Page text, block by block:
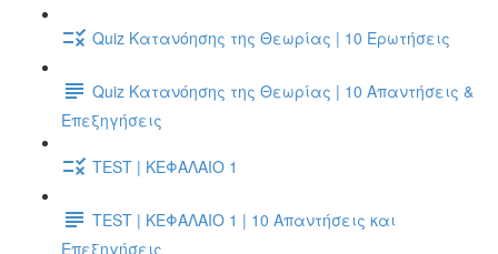
Quiz Κατανόησης της Θεωρίας | 10 Ερωτήσεις
Quiz Κατανόησης της Θεωρίας | 10 Απαντήσεις &
Επεξηγήσεις
TEST | ΚΕΦΑΛΑΙΟ 1
TEST | ΚΕΦΑΛΑΙΟ 1 | 10 Απαντήσεις και
Επεξηγήσεις